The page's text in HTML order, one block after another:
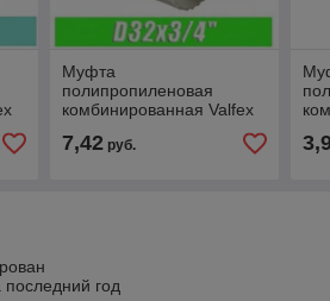
Муфта
полипропиленовая
комбинированная Valfex
резьба
7,42руб.
год